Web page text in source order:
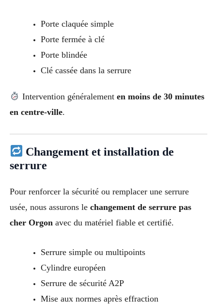
Porte claquée simple
Porte fermée à clé
Porte blindée
Clé cassée dans la serrure
Intervention généralement en moins de 30 minutes
en centre-ville.
Changement et installation de
serrure
Pour renforcer la sécurité ou remplacer une serrure
usée, nous assurons le changement de serrure pas
cher Orgon avec du matériel fiable et certifié.
Serrure simple ou multipoints
Cylindre européen
Serrure de sécurité A2P
Mise aux normes après effraction